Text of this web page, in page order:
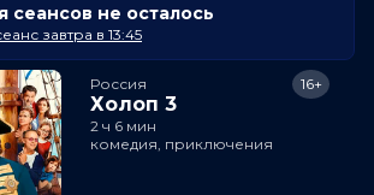
сеансов не осталось
завтра в 13:45
Россия
Холоп 3
16+
2 ч 6 мин
комедия, приключения